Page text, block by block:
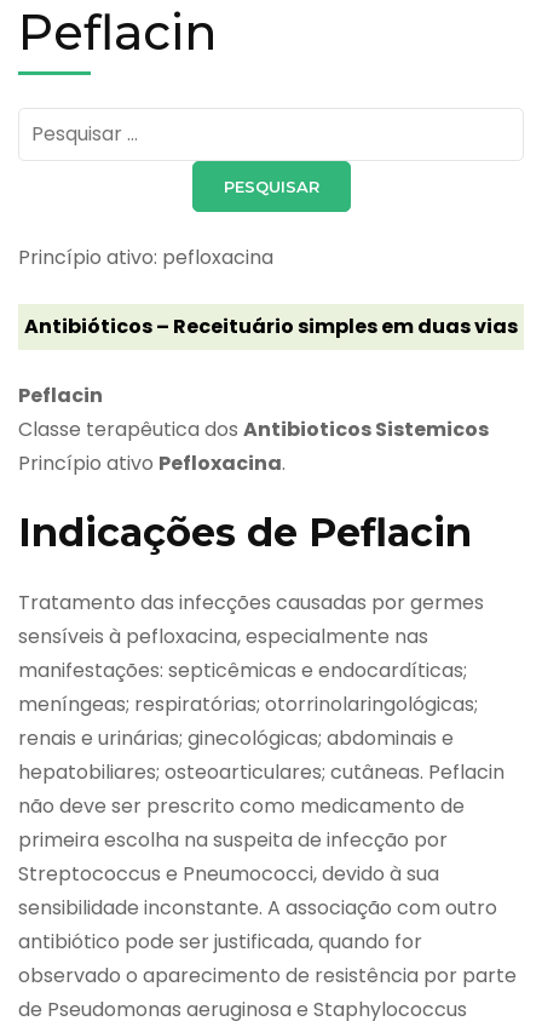
Peflacin
Pesquisar
por:
Princípio ativo: pefloxacina
Antibióticos – Receituário simples em duas vias
Peflacin
Classe terapêutica dos Antibioticos Sistemicos
Princípio ativo Pefloxacina.
Indicações de Peflacin
Tratamento das infecções causadas por germes
sensíveis à pefloxacina, especialmente nas
manifestações: septicêmicas e endocardíticas;
meníngeas; respiratórias; otorrinolaringológicas;
renais e urinárias; ginecológicas; abdominais e
hepatobiliares; osteoarticulares; cutâneas. Peflacin
não deve ser prescrito como medicamento de
primeira escolha na suspeita de infecção por
Streptococcus e Pneumococci, devido à sua
sensibilidade inconstante. A associação com outro
antibiótico pode ser justificada, quando for
observado o aparecimento de resistência por parte
de Pseudomonas aeruginosa e Staphylococcus